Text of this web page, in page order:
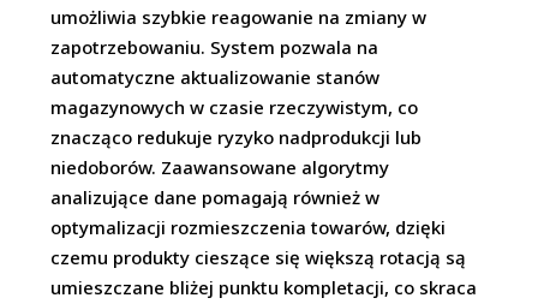
umożliwia szybkie reagowanie na zmiany w
zapotrzebowaniu. System pozwala na
automatyczne aktualizowanie stanów
magazynowych w czasie rzeczywistym, co
znacząco redukuje ryzyko nadprodukcji lub
niedoborów. Zaawansowane algorytmy
analizujące dane pomagają również w
optymalizacji rozmieszczenia towarów, dzięki
czemu produkty cieszące się większą rotacją są
umieszczane bliżej punktu kompletacji, co skraca